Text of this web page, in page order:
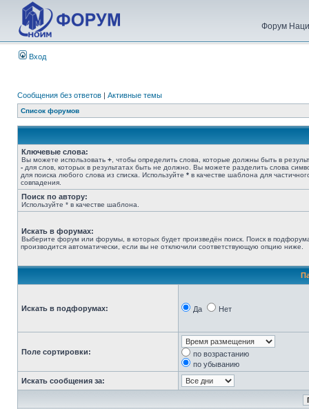
Форум
Вход
Сообщения без ответов | Активные темы
Список форумов
Ключевые слова:
Вы можете использовать + , чтобы определить слова, которые должны быть в
- для слов, которых в результатах быть не должно. Вы можете разделить слова
для поиска любого слова из списка. Используйте * в качестве шаблона для
совпадения.
Поиск по автору:
Используйте * в качестве шаблона.
Искать в форумах:
Выберите форум или форумы, в которых будет произведён поиск. Поиск в
производится автоматически, если вы не отключили соответствующую опцию ниже.
Искать в подфорумах: Да Нет
Поле сортировки:
по возрастанию
по убыванию
Искать сообщения за: